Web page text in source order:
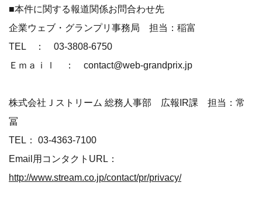
■本件に関する報道関係お問合わせ先
企業ウェブ・グランプリ事務局 担当：稲富
TEL ： 03-3808-6750
Ｅｍａｉｌ ： contact@web-grandprix.jp
株式会社Ｊストリーム 総務人事部 広報IR課 担当：常
冨
TEL： 03-4363-7100
Email用コンタクトURL：
http://www.stream.co.jp/contact/pr/privacy/